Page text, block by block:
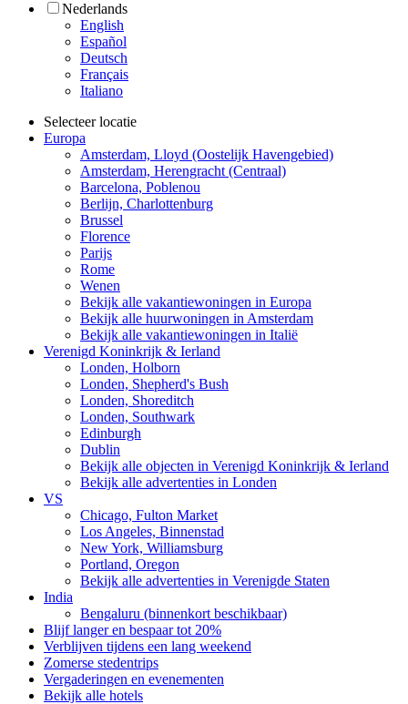
Nederlands
English
Español
Deutsch
Français
Italiano
Selecteer locatie
Europa
Amsterdam, Lloyd (Oostelijk Havengebied)
Amsterdam, Herengracht (Centraal)
Barcelona, Poblenou
Berlijn, Charlottenburg
Brussel
Florence
Parijs
Rome
Wenen
Bekijk alle vakantiewoningen in Europa
Bekijk alle huurwoningen in Amsterdam
Bekijk alle vakantiewoningen in Italië
Verenigd Koninkrijk & Ierland
Londen, Holborn
Londen, Shepherd's Bush
Londen, Shoreditch
Londen, Southwark
Edinburgh
Dublin
Bekijk alle objecten in Verenigd Koninkrijk & Ierland
Bekijk alle advertenties in Londen
VS
Chicago, Fulton Market
Los Angeles, Binnenstad
New York, Williamsburg
Portland, Oregon
Bekijk alle advertenties in Verenigde Staten
India
Bengaluru (binnenkort beschikbaar)
Blijf langer en bespaar tot 20%
Verblijven tijdens een lang weekend
Zomerse stedentrips
Vergaderingen en evenementen
Bekijk alle hotels